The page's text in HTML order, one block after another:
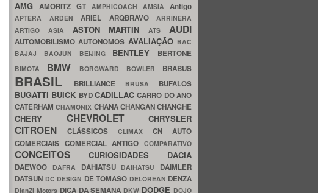
AMG AMORITZ GT AMPHICOACH AMSIA Antigo
APTERA ARDEN ARIEL ARQBRAVO ARRINERA
ARTIGO ASIA ASTON MARTINATS AUDI
AUTOMOBILISMOAUTÔNOMOS AVALIAÇÃO BAC
BAJAJ BAOJUN BEIJING BENTLEY BERTONE
BIMOTA BMW BORGWARD BOWLER BRABUS
BRASIL BRILLIANCE BRUSA BUFALOS
BUGATTI BUICK BYDCADILLACCARRO DO ANO
CATERHAMCHAMONIX CHANACHANGANCHANGHE
CHERY CHEVROLET CHRYSLER
CITROEN CLÁSSICOS CLIMAX CN AUTO
COMERCIAIS COMERCIAL ANTIGOCOMPARATIVO
CONCEITOS CURIOSIDADES DACIA
DAEWOO DAFRA DAHIATSU DAIHATSU DAIMLER
DATSUN DC DESIGN DE TOMASO DELOREAN DENZA
DianZi Motors DICA DA SEMANA DKW DODGE DOJO